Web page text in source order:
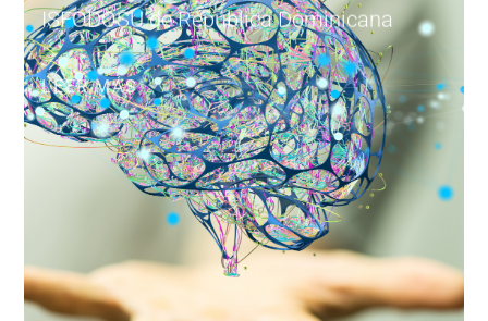
ISFODOSU de República Dominicana
LEER MÁS